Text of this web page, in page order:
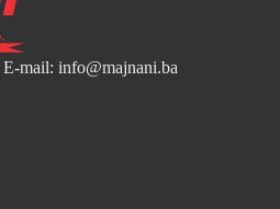
E-mail: info@majnani.ba